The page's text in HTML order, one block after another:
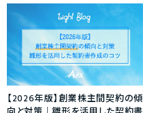
【2026年版】創業株主間契約の傾